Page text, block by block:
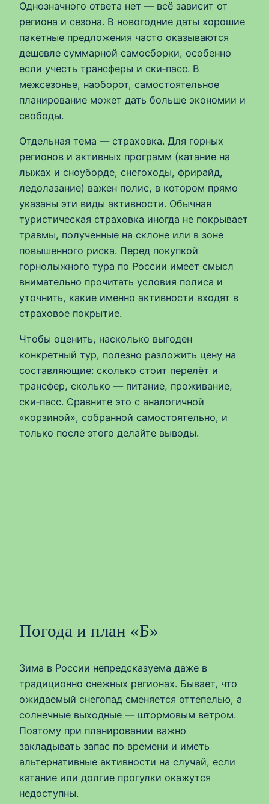
Однозначного ответа нет — всё зависит от
региона и сезона. В новогодние даты хорошие
пакетные предложения часто оказываются
дешевле суммарной самосборки, особенно
если учесть трансферы и ски‑пасс. В
межсезонье, наоборот, самостоятельное
планирование может дать больше экономии и
свободы.
Отдельная тема — страховка. Для горных
регионов и активных программ (катание на
лыжах и сноуборде, снегоходы, фрирайд,
ледолазание) важен полис, в котором прямо
указаны эти виды активности. Обычная
туристическая страховка иногда не покрывает
травмы, полученные на склоне или в зоне
повышенного риска. Перед покупкой
горнолыжного тура по России имеет смысл
внимательно прочитать условия полиса и
уточнить, какие именно активности входят в
страховое покрытие.
Чтобы оценить, насколько выгоден
конкретный тур, полезно разложить цену на
составляющие: сколько стоит перелёт и
трансфер, сколько — питание, проживание,
ски‑пасс. Сравните это с аналогичной
«корзиной», собранной самостоятельно, и
только после этого делайте выводы.
Погода и план «Б»
Зима в России непредсказуема даже в
традиционно снежных регионах. Бывает, что
ожидаемый снегопад сменяется оттепелью, а
солнечные выходные — штормовым ветром.
Поэтому при планировании важно
закладывать запас по времени и иметь
альтернативные активности на случай, если
катание или долгие прогулки окажутся
недоступны.